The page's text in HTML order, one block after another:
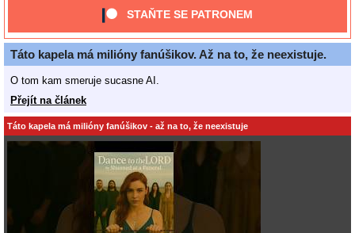
STAŇTE SE PATRONEM
Táto kapela má milióny fanúšikov. Až na to, že neexistuje.
O tom kam smeruje sucasne AI.
Přejít na článek
Táto kapela má milióny fanúšikov - až na to, že neexistuje